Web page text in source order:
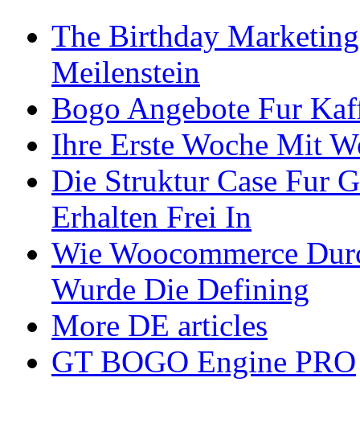
The Birthday
Meilenstein
Bogo Angebote Fur
Ihre Erste Woche Mit
Die Struktur Case Fur
Erhalten Frei In
Wie Woocommerce
Wurde Die Defining
More DE articles
GT BOGO Engine PRO